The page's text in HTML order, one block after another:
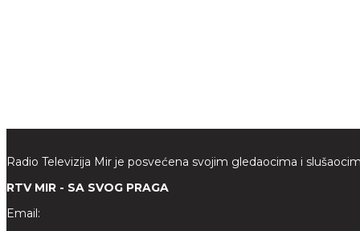
Radio Televizija Mir je posvećena svojim gledaocima i
RTV MIR - SA SVOG PRAGA
Email: